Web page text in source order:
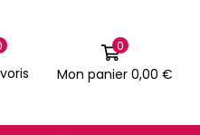
0
Mon panier 0,00 €